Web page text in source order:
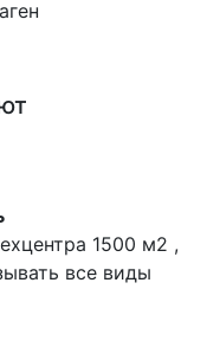
1500 м2 ,
все виды